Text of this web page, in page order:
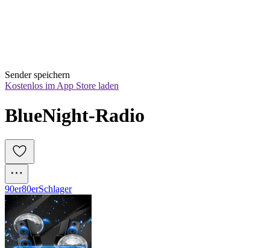
Sender speichern
Kostenlos im App Store laden
90er80erSchlager